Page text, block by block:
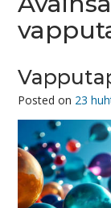
Posted on 23